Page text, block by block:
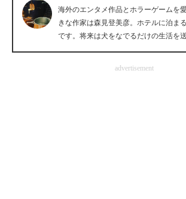
IT製品の技術・比較・事例
製造業のIT導入・活用を支援
海外のエンタメ作品とホラーゲームを
きな作家は森見登美彦。ホテルに泊ま
です。将来は犬をなでるだけの生活を
advertisement